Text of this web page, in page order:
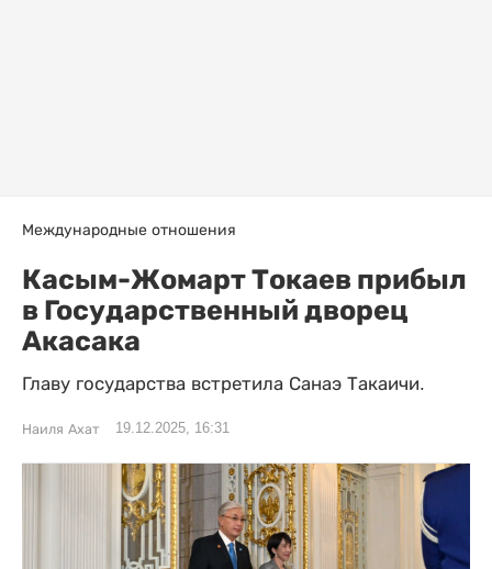
Международные отношения
Касым-Жомарт Токаев прибыл
в Государственный дворец
Акасака
Главу государства встретила Санаэ Такаичи.
Наиля Ахат 19.12.2025, 16:31